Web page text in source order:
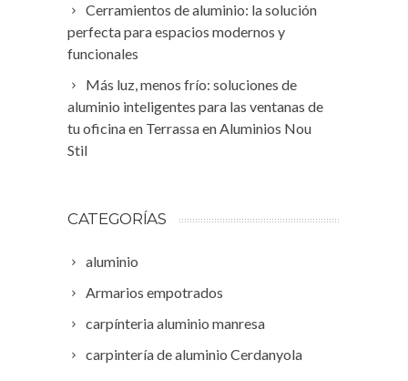
Cerramientos de aluminio: la solución
perfecta para espacios modernos y
funcionales
Más luz, menos frío: soluciones de
aluminio inteligentes para las ventanas de
tu oficina en Terrassa en Aluminios Nou
Stil
CATEGORÍAS
aluminio
Armarios empotrados
carpínteria aluminio manresa
carpintería de aluminio Cerdanyola